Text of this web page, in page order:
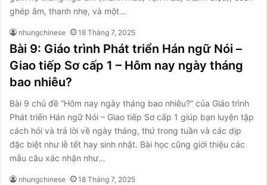
ghép âm, thanh nhẹ, và một…
nhungchinese 18 Tháng 7, 2025
Bài 9: Giáo trình Phát triển Hán ngữ Nói –
Giao tiếp Sơ cấp 1 – Hôm nay ngày tháng
bao nhiêu?
Bài 9 chủ đề “Hôm nay ngày tháng bao nhiêu?” của Giáo trình
Phát triển Hán ngữ Nói – Giao tiếp Sơ cấp 1 giúp bạn luyện tập
cách hỏi và trả lời về ngày tháng, thứ trong tuần và các dịp
đặc biệt như lễ tết hay sinh nhật. Bài học cũng giới thiệu các
mẫu câu xác nhận như…
nhungchinese 18 Tháng 7, 2025